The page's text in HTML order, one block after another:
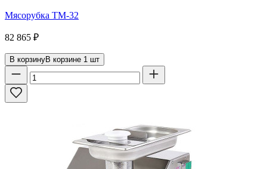
Мясорубка ТМ-32
82 865 ₽
В корзинуВ корзине 1 шт